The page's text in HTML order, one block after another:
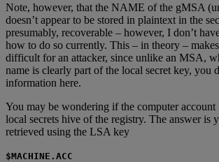
Note, however, that the NAME of the gMSA
doesn’t appear to be stored in plaintext in the
presumably, recoverable – however, I don’t
how to do so currently. This – in theory –
difficult for an attacker, since unlike an MSA,
name is clearly part of the local secret key, you
information here.
You may be wondering if the computer account
local secrets hive of the registry. The answer is
retrieved using the LSA key
$MACHINE.ACC